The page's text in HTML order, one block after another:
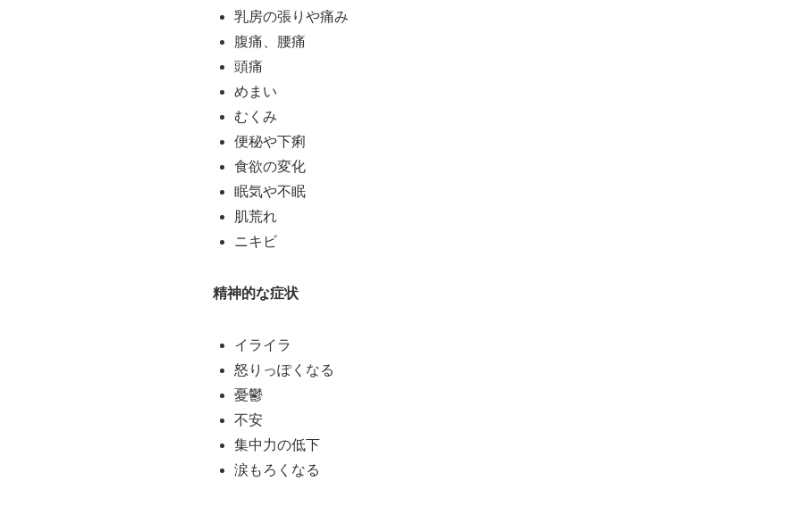
乳房の張りや痛み
腹痛、腰痛
頭痛
めまい
むくみ
便秘や下痢
食欲の変化
眠気や不眠
肌荒れ
ニキビ
精神的な症状
イライラ
怒りっぽくなる
憂鬱
不安
集中力の低下
涙もろくなる